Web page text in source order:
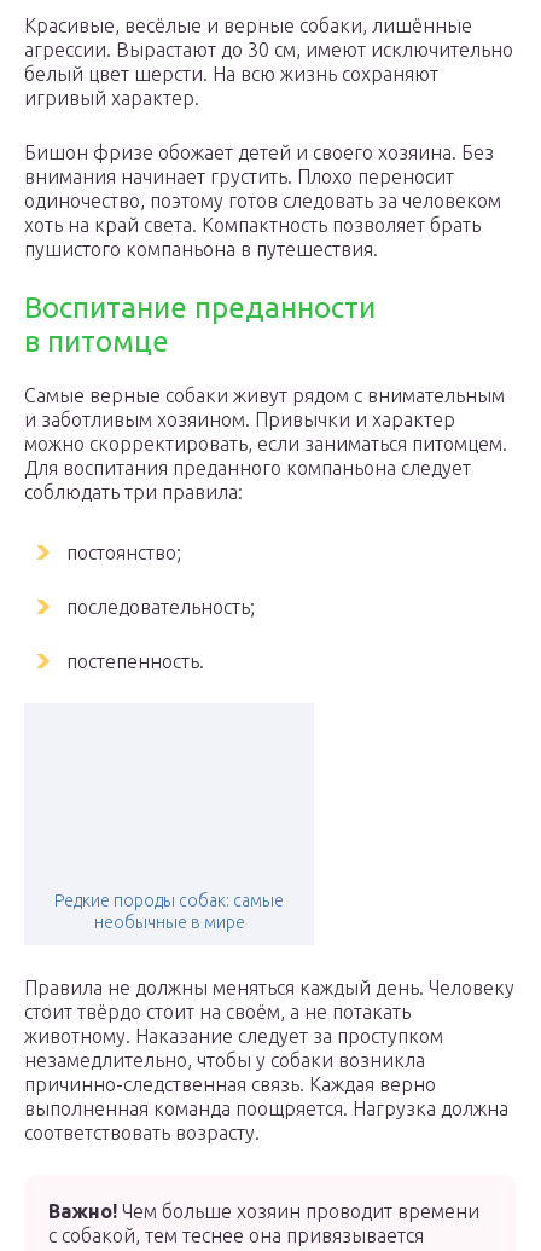
Красивые, весёлые и верные собаки, лишённые
агрессии. Вырастают до 30 см, имеют исключительно
белый цвет шерсти. На всю жизнь сохраняют
игривый характер.
Бишон фризе обожает детей и своего хозяина. Без
внимания начинает грустить. Плохо переносит
одиночество, поэтому готов следовать за человеком
хоть на край света. Компактность позволяет брать
пушистого компаньона в путешествия.
Воспитание преданности
в питомце
Самые верные собаки живут рядом с внимательным
и заботливым хозяином. Привычки и характер
можно скорректировать, если заниматься питомцем.
Для воспитания преданного компаньона следует
соблюдать три правила:
постоянство;
последовательность;
постепенность.
Редкие породы собак: самые
необычные в мире
Правила не должны меняться каждый день. Человеку
стоит твёрдо стоит на своём, а не потакать
животному. Наказание следует за проступком
незамедлительно, чтобы у собаки возникла
причинно-следственная связь. Каждая верно
выполненная команда поощряется. Нагрузка должна
соответствовать возрасту.
Важно! Чем больше хозяин проводит времени
с собакой, тем теснее она привязывается